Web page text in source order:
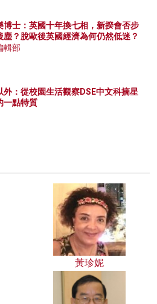
博士：英國十年換七相，新揆會否步
塵？脫歐後英國經濟為何仍然低迷？
輯部
外：從校園生活觀察DSE中文科摘星
一點特質
黃珍妮